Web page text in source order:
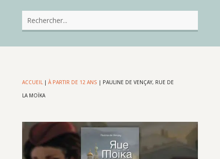
ACCUEIL| À PARTIR DE 12 ANS | PAULINE DE VENÇAY, RUE DE
LA MOÏKA